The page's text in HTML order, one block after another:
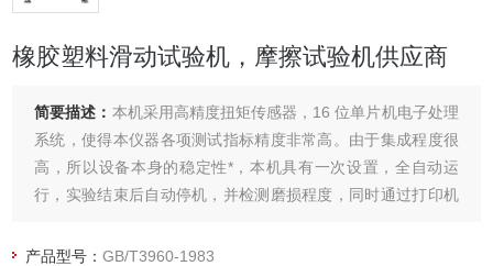
橡胶塑料滑动试验机，摩擦试验机供应商
简要描述： 本机采用高精度扭矩传感器，16 位单片机电子处理
系统，使得本仪器各项测试指标精度非常高。由于集成程度很
高，所以设备本身的稳定性*，本机具有一次设置，全自动运
行，实验结束后自动停机，并检测磨损程度，同时通过打印机
检测设备。
产品型号：GB/T3960-1983